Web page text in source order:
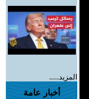
المزيد.....
أخبار عامة